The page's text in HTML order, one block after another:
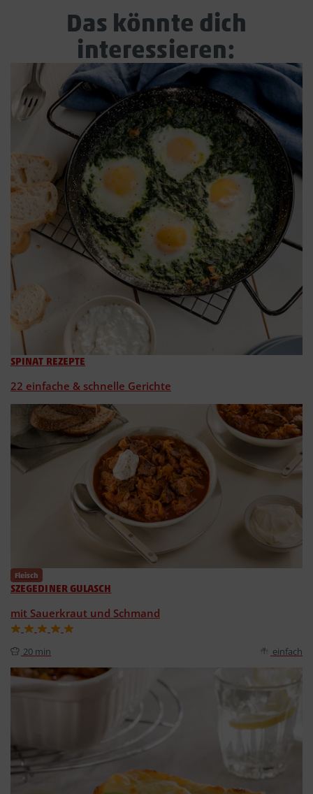
Das könnte dich
interessieren:
SPINAT REZEPTE
22 einfache & schnelle Gerichte
Fleisch
SZEGEDINER GULASCH
mit Sauerkraut und Schmand
20 min einfach